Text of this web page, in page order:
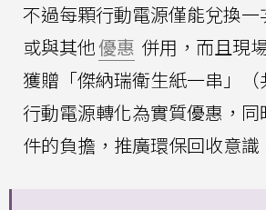
不過每顆行動電源僅能兌換
或與其他優惠 併用，而且現
獲贈「傑納瑞衛生紙一串」
行動電源轉化為實質優惠，
件的負擔，推廣環保回收意識